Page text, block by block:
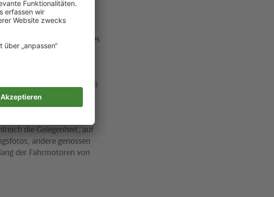
historischen Fahrzeuge
des jüngsten Kindes
in Dienst gestellten
S-Bahn: „Wir sind mit
im
2006 soll
sein.
in weiten Teilen ihres
die Gelegenheit, auf
andere genossen
der Fahrmotoren von